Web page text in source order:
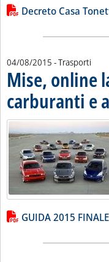
Lista allegati PDF
Decreto Casa
04/08/2015 - Trasporti
Mise, online
carburanti e
Lista allegati PDF
GUIDA 2015 FINALE